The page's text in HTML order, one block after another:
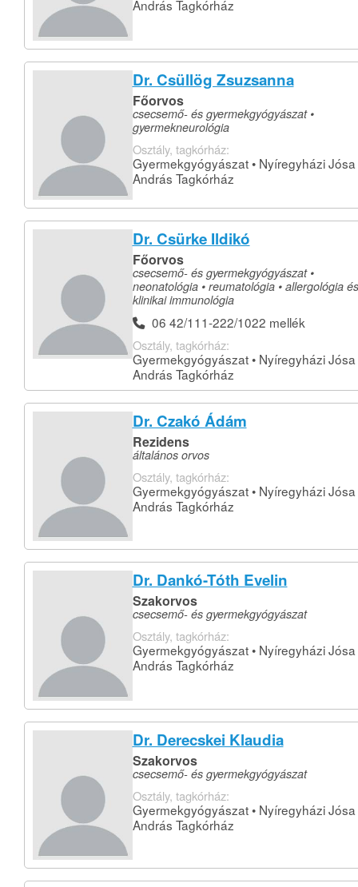
András Tagkórház
Dr. Csüllög Zsuzsanna
Főorvos
csecsemő- és gyermekgyógyászat •
gyermekneurológia
Osztály, tagkórház:
Gyermekgyógyászat • Nyíregyházi Jósa
András Tagkórház
Dr. Csürke Ildikó
Főorvos
csecsemő- és gyermekgyógyászat •
neonatológia • reumatológia • allergológia és
klinikai immunológia
06 42/111-222/1022 mellék
Osztály, tagkórház:
Gyermekgyógyászat • Nyíregyházi Jósa
András Tagkórház
Dr. Czakó Ádám
Rezidens
általános orvos
Osztály, tagkórház:
Gyermekgyógyászat • Nyíregyházi Jósa
András Tagkórház
Dr. Dankó-Tóth Evelin
Szakorvos
csecsemő- és gyermekgyógyászat
Osztály, tagkórház:
Gyermekgyógyászat • Nyíregyházi Jósa
András Tagkórház
Dr. Derecskei Klaudia
Szakorvos
csecsemő- és gyermekgyógyászat
Osztály, tagkórház:
Gyermekgyógyászat • Nyíregyházi Jósa
András Tagkórház